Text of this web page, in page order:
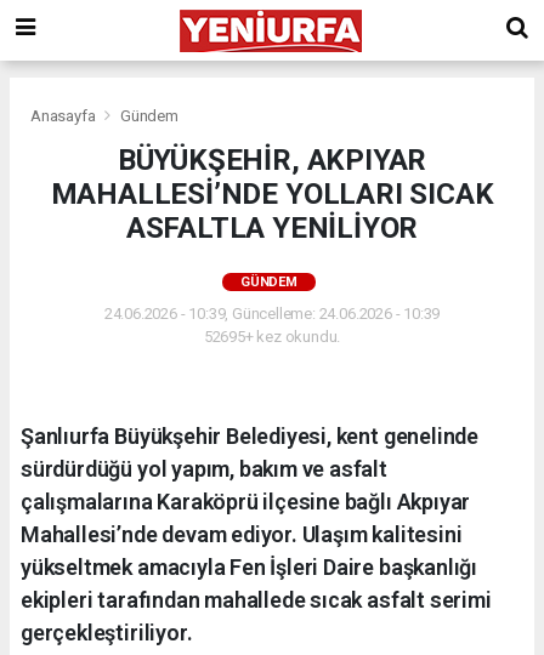
Anasayfa Gündem
BÜYÜKŞEHİR, AKPIYAR
MAHALLESİ’NDE YOLLARI SICAK
ASFALTLA YENİLİYOR
GÜNDEM
24.06.2026 - 10:39, Güncelleme: 24.06.2026 - 10:39
52695+ kez okundu.
Şanlıurfa Büyükşehir Belediyesi, kent genelinde
sürdürdüğü yol yapım, bakım ve asfalt
çalışmalarına Karaköprü ilçesine bağlı Akpıyar
Mahallesi’nde devam ediyor. Ulaşım kalitesini
yükseltmek amacıyla Fen İşleri Daire başkanlığı
ekipleri tarafından mahallede sıcak asfalt serimi
gerçekleştiriliyor.